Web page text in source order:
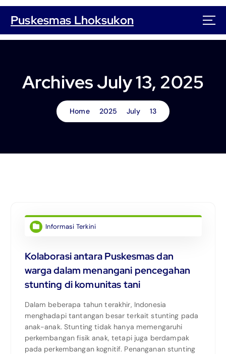
S
p
Puskesmas Lhoksukon
Archives July 13, 2025
Home 2025 July 13
Informasi Terkini
Kolaborasi antara Puskesmas dan
warga dalam menangani pencegahan
stunting di komunitas tani
Dalam beberapa tahun terakhir, Indonesia
menghadapi tantangan besar terkait stunting pada
anak-anak. Stunting tidak hanya memengaruhi
perkembangan fisik anak, tetapi juga berdampak
pada perkembangan kognitif. Penanganan stunting